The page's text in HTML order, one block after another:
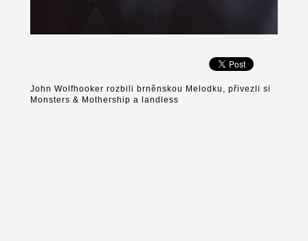
John Wolfhooker rozbili brněnskou Melodku, přivezli si
Monsters & Mothership a landless